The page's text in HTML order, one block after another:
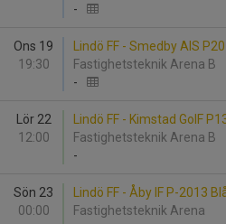
-
Ons 19
19:30
Lindö FF - Smedby AIS
Fastighetsteknik Arena B
-
Lör 22
12:00
Lindö FF - Kimstad GoIF
Fastighetsteknik Arena B
-
Sön 23
00:00
Lindö FF - Åby IF P-2013
Fastighetsteknik Arena